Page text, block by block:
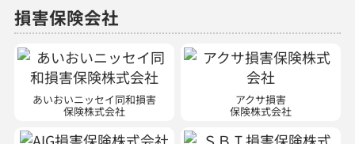
損害保険会社
あいおいニッセイ同和損害
保険株式会社
アクサ損害
保険株式会社